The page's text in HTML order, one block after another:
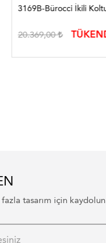
3169B-Bürocci İkili Koltuk
20.369,00 TÜKENDİ
tasarım için kaydolun